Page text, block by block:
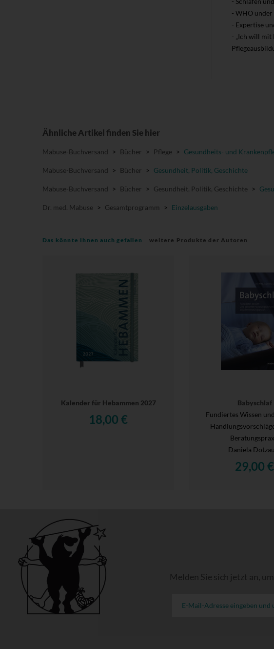
- WHO under
- Expertise
- „Ich will mit
Ähnliche Artikel finden Sie hier
Mabuse-Buchversand > Bücher > Pflege > Gesundheits- und
Mabuse-Buchversand > Bücher > Gesundheit, Politik, Geschichte
Mabuse-Buchversand > Bücher > Gesundheit, Politik, Geschichte >
Dr. med. Mabuse > Gesamtprogramm > Einzelausgaben
Das könnte Ihnen auch gefallen weitere Produkte der Autoren
Kalender für Hebammen 2027
18,00 €
Babyschlaf
Fundiertes Wissen
Daniela
29,00 €
Melden Sie sich jetzt an,